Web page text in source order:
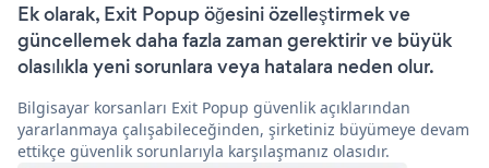
Ek olarak, Exit Popup öğesini özelleştirmek ve
güncellemek daha fazla zaman gerektirir ve büyük
olasılıkla yeni sorunlara veya hatalara neden olur.
Bilgisayar korsanları Exit Popup güvenlik açıklarından
yararlanmaya çalışabileceğinden, şirketiniz büyümeye devam
ettikçe güvenlik sorunlarıyla karşılaşmanız olasıdır.